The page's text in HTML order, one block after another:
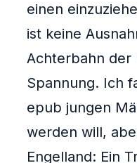
einen
ist keine
Achterbahn der
Spannung. Ich
epub jungen
werden will,
Engelland: Ein